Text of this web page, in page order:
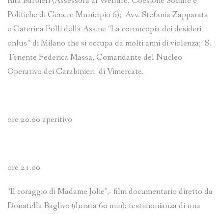
Politiche di Genere Municipio 6); Avv. Stefania Zapparata
e Caterina Folli della Ass.ne “La cornucopia dei desideri
onlus” di Milano che si occupa da molti anni di violenza; S.
Tenente Federica Massa, Comandante del Nucleo
Operativo dei Carabinieri di Vimercate.
ore 20.00 aperitivo
ore 21.00
“Il coraggio di Madame Jolie”,- film documentario diretto da
Donatella Baglivo (durata 60 min); testimonianza di una